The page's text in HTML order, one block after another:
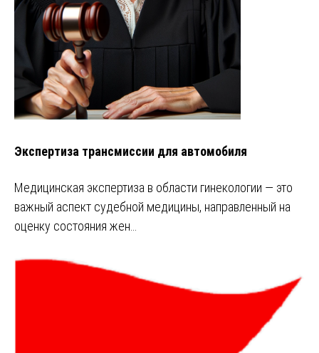
Экспертиза трансмиссии для автомобиля
Медицинская экспертиза в области гинекологии — это
важный аспект судебной медицины, направленный на
оценку состояния жен…